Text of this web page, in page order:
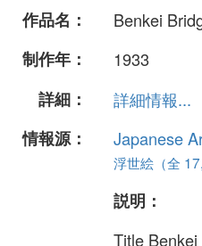
作品名：
Benkei
制作年：
1933
詳細：
詳細情報...
情報源：
Japanese
浮世絵（全
説明：
Title